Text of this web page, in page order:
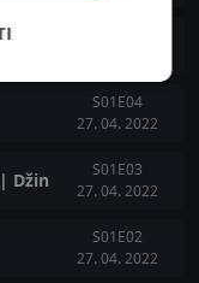
S01E04
27. 04. 2022
Džin
S01E03
27. 04. 2022
S01E02
27. 04. 2022